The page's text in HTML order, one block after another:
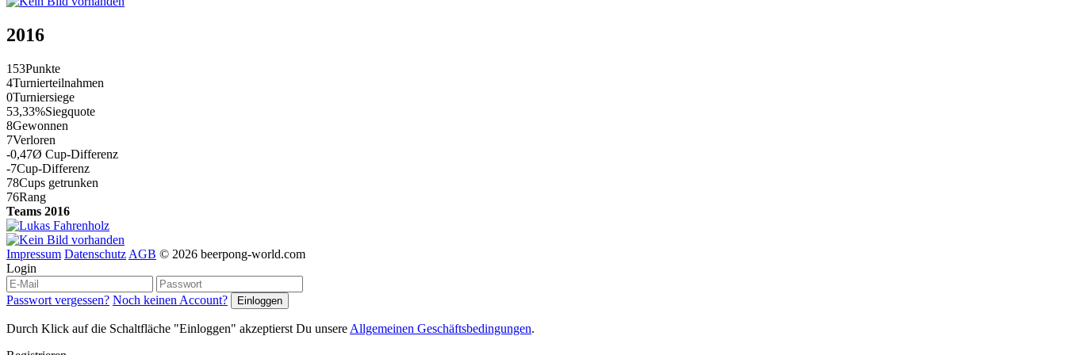
2016
153Punkte
4Turnierteilnahmen
0Turniersiege
53,33%Siegquote
8Gewonnen
7Verloren
-0,47Ø Cup-Differenz
-7Cup-Differenz
78Cups getrunken
76Rang
Teams 2016
Impressum Datenschutz AGB © 2026 beerpong-world.com
Login
Passwort vergessen? Noch keinen Account?
Durch Klick auf die Schaltfläche "Einloggen" akzeptierst Du unsere Allgemeinen Geschäftsbedingungen.